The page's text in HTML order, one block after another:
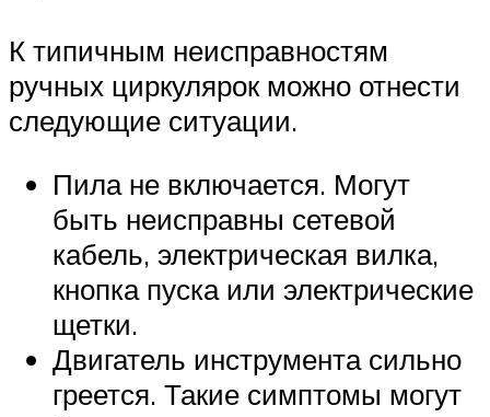
К типичным неисправностям
ручных циркулярок можно отнести
следующие ситуации.
Пила не включается. Могут
быть неисправны сетевой
кабель, электрическая вилка,
кнопка пуска или электрические
щетки.
Двигатель инструмента сильно
греется. Такие симптомы могут